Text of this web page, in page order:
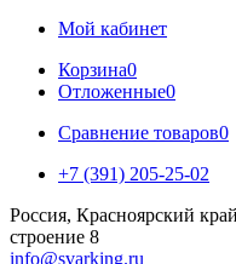
Мой кабинет
Корзина0
Отложенные0
Сравнение товаров0
+7 (391) 205-25-02
Россия, Красноярский
строение 8
info@svarking.ru